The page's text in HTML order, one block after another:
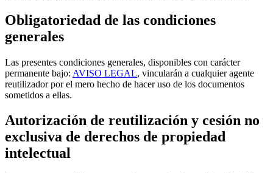
Obligatoriedad de las condiciones
generales
Las presentes condiciones generales, disponibles con carácter
permanente bajo: AVISO LEGAL, vincularán a cualquier agente
reutilizador por el mero hecho de hacer uso de los documentos
sometidos a ellas.
Autorización de reutilización y cesión no
exclusiva de derechos de propiedad
intelectual